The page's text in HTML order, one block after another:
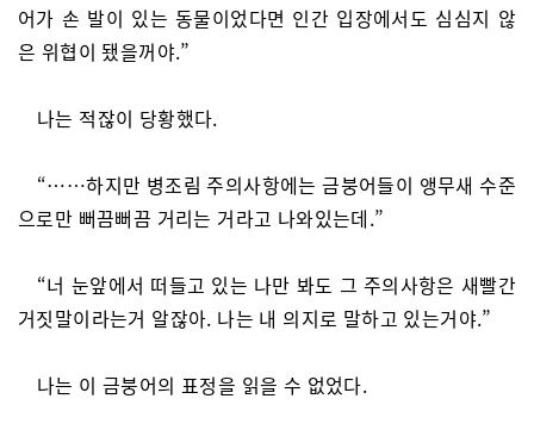
어가 손 발이 있는 동물이었다면 인간 입장에서도 심심지 않
은 위협이 됐을꺼야.”
나는 적잖이 당황했다.
“……하지만 병조림 주의사항에는 금붕어들이 앵무새 수준
으로만 뻐끔뻐끔 거리는 거라고 나와있는데.”
“너 눈앞에서 떠들고 있는 나만 봐도 그 주의사항은 새빨간
거짓말이라는거 알잖아. 나는 내 의지로 말하고 있는거야.”
나는 이 금붕어의 표정을 읽을 수 없었다.